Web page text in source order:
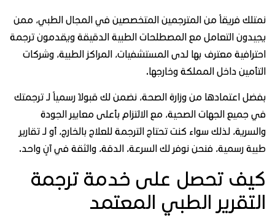
فريقاً من المترجمين المتخصصين في المجال الطبي، ممن
التعامل مع المصطلحات الطبية الدقيقة ويقدمون ترجمة
معترف بها لدى المستشفيات، المراكز الطبية، وشركات
داخل المملكة وخارجها.
اعتمادها من وزارة الصحة، نضمن لك قبولاً رسمياً لـ ترجمتك
جميع الجهات الصحية، مع الالتزام بأعلى معايير الجودة
لذلك سواء كنت تحتاج الترجمة للعلاج بالخارج، أو لـ تقارير
رسمية، فنحن نوفر لك السرعة، الدقة، والثقة في آنٍ واحد.
تحصل على خدمة ترجمة
الطبي المعتمد